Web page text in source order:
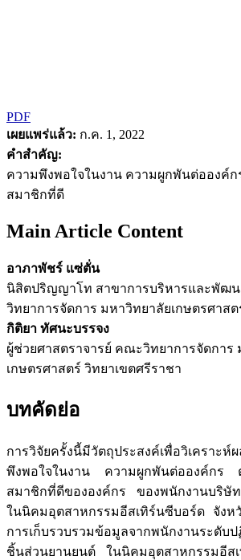
PDF
เผยแพร่แล้ว: ก.ค. 1, 2022
คำสำคัญ:
ความพึงพอใจในงาน ความผูกพันต่อองค์ก
สมาชิกที่ดี
Main Article Content
อาภาพัชร์ แซ่ตั่น
นิสิตปริญญาโท สาขาการบริหารและพัฒ
วิทยาการจัดการ มหาวิทยาลัยเกษตรศาสต
กิติยา ทัศนะบรรจง
ผู้ช่วยศาสตราจารย์ คณะวิทยาการจัดการ
เกษตรศาสตร์ วิทยาเขตศรีราชา
บทคัดย่อ
การวิจัยครั้งนี้มีวัตถุประสงค์เพื่อวิเคราะห์
พึงพอใจในงาน ความผูกพันต่อองค์กร
สมาชิกที่ดีขององค์กร ของพนักงานบริษั
ในนิคมอุตสาหกรรมอีสเทิร์นซีบอร์ด จังห
การเก็บรวบรวมข้อมูลจากพนักงานระดับ
ชิ้นส่วนยานยนต์ ในนิคมอุตสาหกรรมอีส